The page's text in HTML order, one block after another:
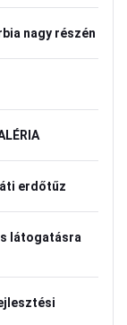
nagy részén
erdőtűz
látogatásra